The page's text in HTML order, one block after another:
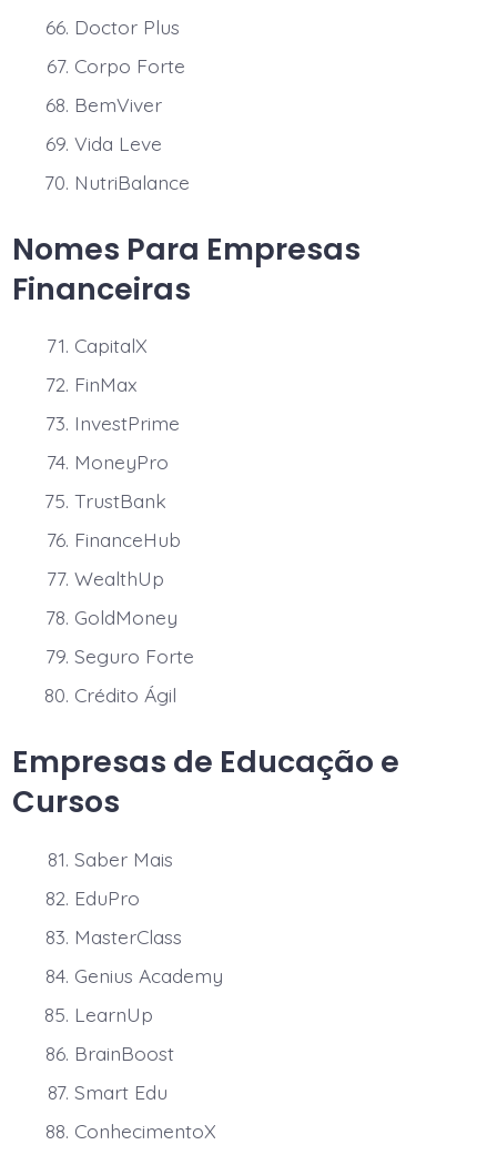
Doctor Plus
Corpo Forte
BemViver
Vida Leve
NutriBalance
Nomes Para Empresas
Financeiras
CapitalX
FinMax
InvestPrime
MoneyPro
TrustBank
FinanceHub
WealthUp
GoldMoney
Seguro Forte
Crédito Ágil
Empresas de Educação e
Cursos
Saber Mais
EduPro
MasterClass
Genius Academy
LearnUp
BrainBoost
Smart Edu
ConhecimentoX